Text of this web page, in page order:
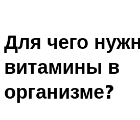
Для чего
витамины в
организме?